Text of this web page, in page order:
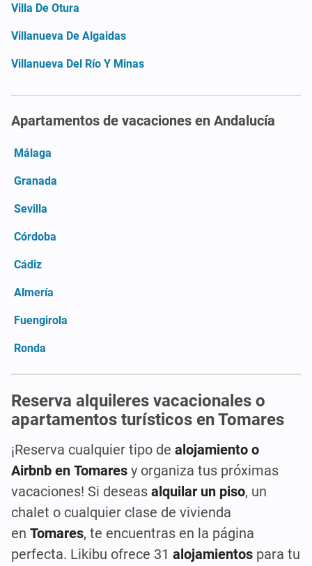
Villa De Otura
Villanueva De Algaidas
Villanueva Del Río Y Minas
Apartamentos de vacaciones en Andalucía
Málaga
Granada
Sevilla
Córdoba
Cádiz
Almería
Fuengirola
Ronda
Reserva alquileres vacacionales o
apartamentos turísticos en Tomares
¡Reserva cualquier tipo de alojamiento o
Airbnb en Tomares y organiza tus próximas
vacaciones! Si deseas alquilar un piso, un
chalet o cualquier clase de vivienda
en Tomares, te encuentras en la página
perfecta. Likibu ofrece 31 alojamientos para tu